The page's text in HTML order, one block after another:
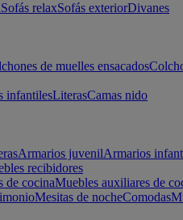
Sofás relaxSofás exteriorDivanes
de muelles ensacados
infantilesLiterasCamas nido
Armarios juvenilArmarios
recibidores
de cocinaMuebles auxiliares de
Mesitas de nocheComodas